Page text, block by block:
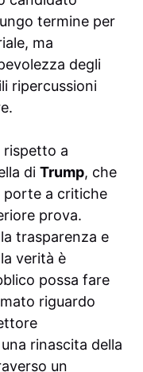
termine per
ma
degli
ripercussioni
rispetto a
di Trump, che
porte a critiche
prova.
trasparenza e
verità è
possa fare
riguardo
rinascita della
un